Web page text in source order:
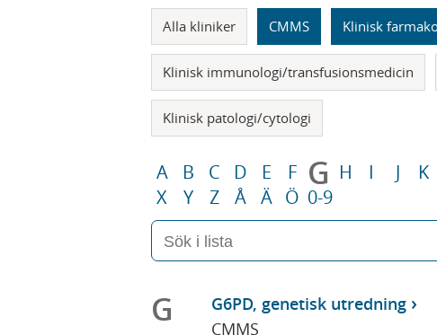
Alla kliniker CMMS Klinisk
Klinisk immunologi/transfusionsmedicin
Klinisk patologi/cytologi
A B C D E F G H I J K
X
Y Z Å Ä Ö 0-9
G
G6PD, genetisk utredning
CMMS